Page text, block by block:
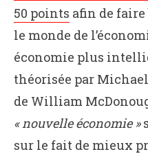
50 points afin de
le monde de
économie plus
théorisée par
de William
« nouvelle économie »
sur le fait de mieux